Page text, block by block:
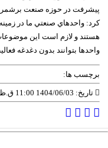
پيشرفت در حوزه صنعت
کرد: واحدهاي صنعتي ما در
هستند و لازم است اين
واحدها بتوانند بدون دغدغه
برچسب ها:
تاریخ: 1404/06/03 11:00 ق.ظ |